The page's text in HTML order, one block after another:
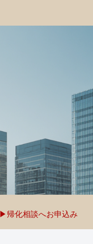
▶帰化相談へお申込み